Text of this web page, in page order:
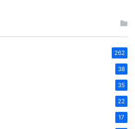
262
38
35
22
17